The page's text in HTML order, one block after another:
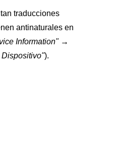
traducciones
antinaturales en
Information" →
Dispositivo").